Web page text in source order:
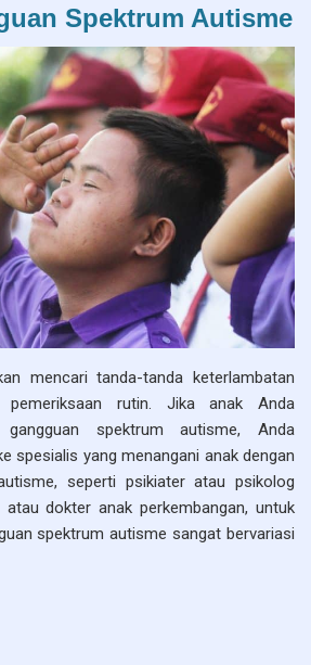
Spektrum Autisme
mencari tanda-tanda keterlambatan
pemeriksaan rutin. Jika anak Anda
gangguan spektrum autisme, Anda
spesialis yang menangani anak dengan
seperti psikiater atau psikolog
dokter anak perkembangan, untuk
spektrum autisme sangat bervariasi